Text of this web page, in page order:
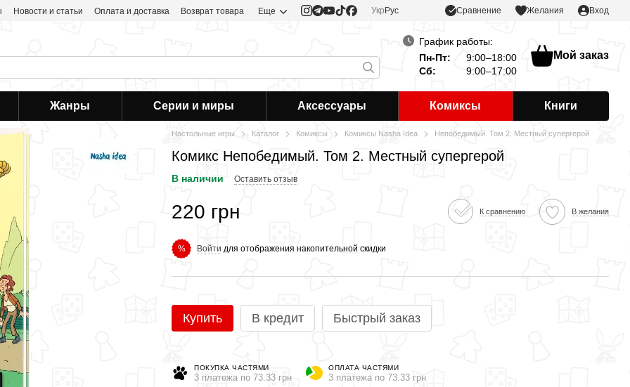
Новости и статьи Оплата и доставка Возврат товара Еще Укр Рус Сравнение Желания Вход
График работы:
Пн-Пт:
9:00–18:00
Сб:
9:00–17:00
Мой заказ
Жанры Серии и миры Аксессуары Комиксы Книги
Настольные игры Каталог Комиксы Комиксы Nasha Idea Непобедимый. Том 2. Местный супергерой
Комикс Непобедимый. Том 2. Местный супергерой
В наличии Оставить отзыв
220 грн К сравнению В желания
% Войти для отображения накопительной скидки
Купить В кредит Быстрый заказ
ПОКУПКА ЧАСТЯМИ
3 платежа по 73.33 грн
ОПЛАТА ЧАСТЯМИ
3 платежа по 73.33 грн